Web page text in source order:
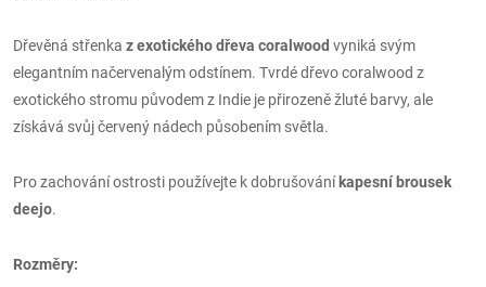
Dřevěná střenka z exotického dřeva coralwood vyniká svým
elegantním načervenalým odstínem. Tvrdé dřevo coralwood z
exotického stromu původem z Indie je přirozeně žluté barvy, ale
získává svůj červený nádech působením světla.
Pro zachování ostrosti používejte k dobrušování kapesní brousek
deejo.
Rozměry: